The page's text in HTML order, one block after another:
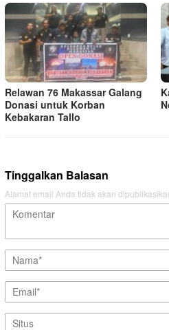
Relawan 76 Makassar Galang
Donasi untuk Korban
Kebakaran Tallo
Tinggalkan Balasan
Alamat email Anda tidak akan